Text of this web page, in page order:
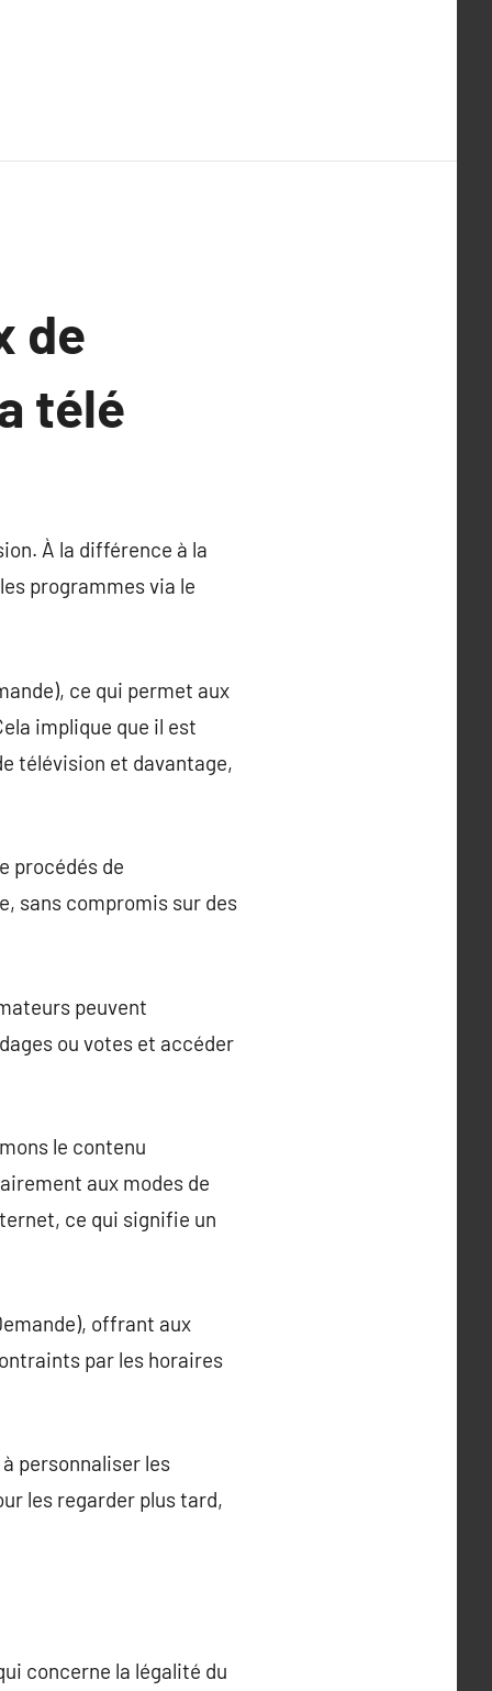
de
télé
À la différence à la
programmes via le
ce qui permet aux
implique que il est
télévision et davantage,
procédés de
sans compromis sur des
peuvent
ou votes et accéder
le contenu
aux modes de
ce qui signifie un
offrant aux
par les horaires
personnaliser les
les regarder plus tard,
concerne la légalité du